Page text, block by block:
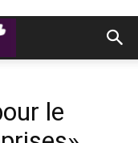
le